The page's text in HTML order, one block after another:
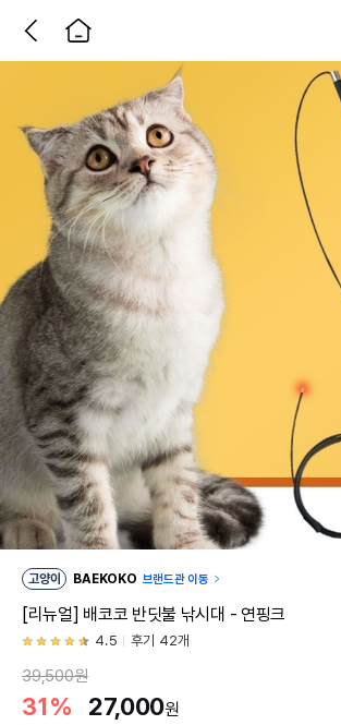
고양이 BAEKOKO 브랜드관 이동
[리뉴얼] 배코코 반딧불 낚시대 - 연핑크
4.5 후기 42개
39,500원
31% 27,000원